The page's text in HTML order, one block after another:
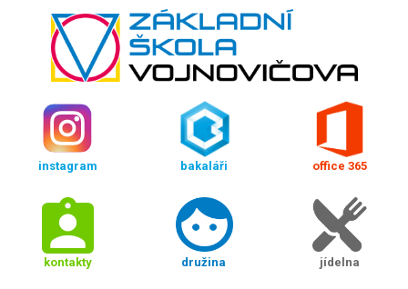
instagram bakaláři office 365
kontakty družina jídelna